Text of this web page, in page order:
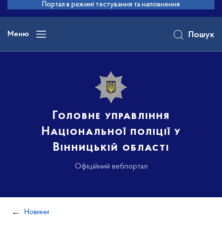
основного
вмісту
Портал в режимі тестування та наповнення
Меню
Головне управління
Національної поліції у
Вінницькій області
Офіційний вебпортал
Пошук
Новини